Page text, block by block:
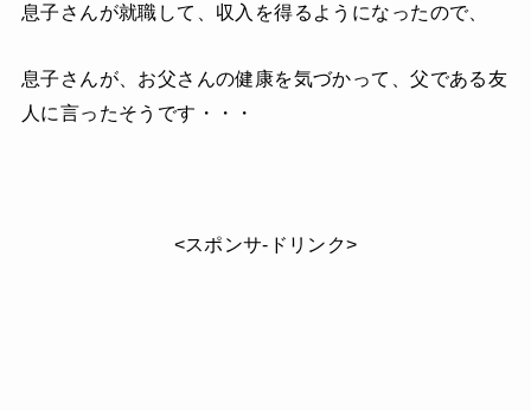
息子さんが就職して、収入を得るようになったので、
息子さんが、お父さんの健康を気づかって、父である友
人に言ったそうです・・・
<スポンサ-ドリンク>